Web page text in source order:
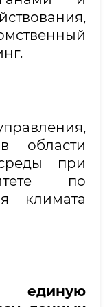
области
при
по
климата